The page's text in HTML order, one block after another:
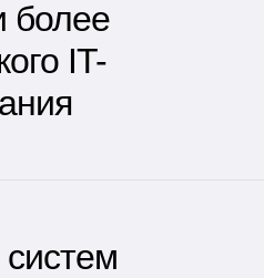
более
IT-